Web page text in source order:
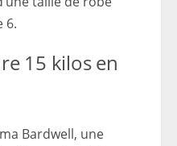
6.
15 kilos en
Bardwell, une